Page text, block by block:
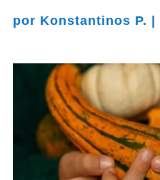
por Konstantinos P. |